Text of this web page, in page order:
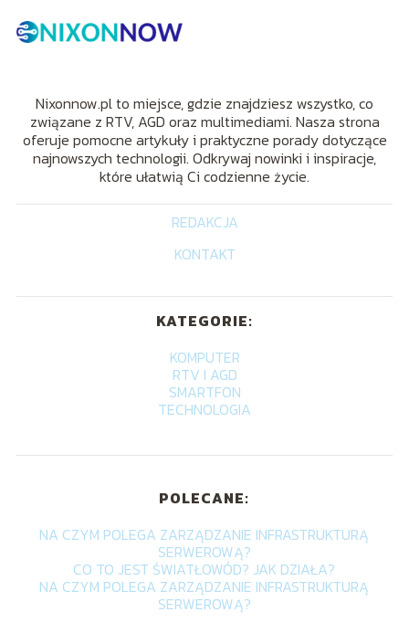
Nixonnow.pl to miejsce, gdzie znajdziesz wszystko, co
związane z RTV, AGD oraz multimediami. Nasza strona
oferuje pomocne artykuły i praktyczne porady dotyczące
najnowszych technologii. Odkrywaj nowinki i inspiracje,
które ułatwią Ci codzienne życie.
REDAKCJA
KONTAKT
KATEGORIE:
KOMPUTER
RTV I AGD
SMARTFON
TECHNOLOGIA
POLECANE:
NA CZYM POLEGA ZARZĄDZANIE INFRASTRUKTURĄ
SERWEROWĄ?
CO TO JEST ŚWIATŁOWÓD? JAK DZIAŁA?
NA CZYM POLEGA ZARZĄDZANIE INFRASTRUKTURĄ
SERWEROWĄ?